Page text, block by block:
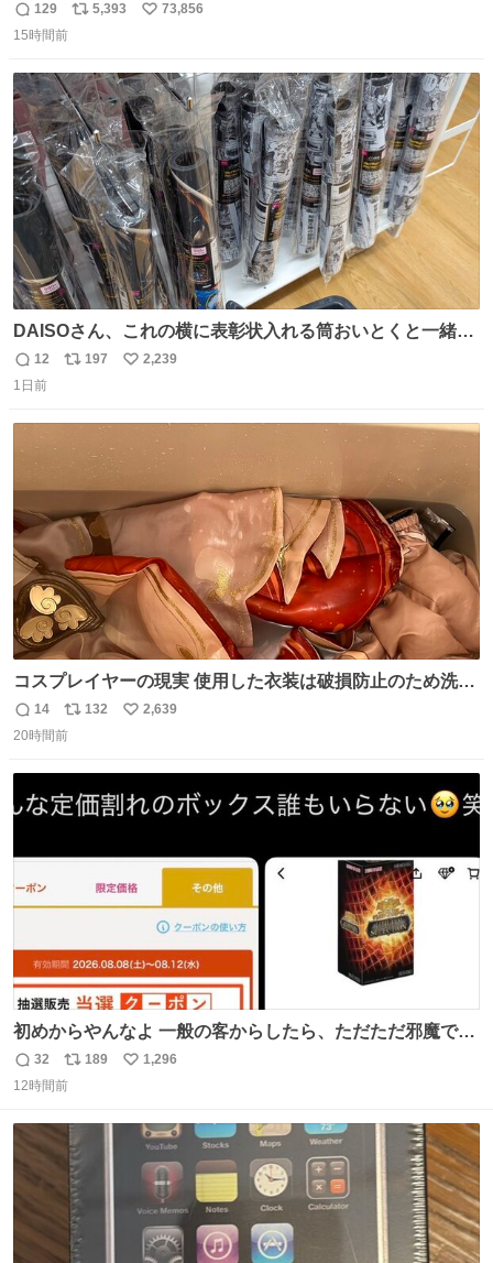
返
信
129
リ
ト
数
5,393
い
数
73,856
15時間前
DAISOさん、これの横に表彰状入れる筒おいとくと一緒に
売れますのでご検討下さい
返
信
12
リ
197
い
2,239
1日前
コスプレイヤーの現実 使用した衣装は破損防止のため洗濯
機に入れられないので、大体こんな感じで浸け置きした後
に手洗い…
返
信
14
リ
ポ
ト
数
132
い
数
2,639
20時間前
初めからやんなよ 一般の客からしたら、ただただ邪魔でし
かないのよ
返
信
32
リ
ポ
ト
数
189
い
1,296
12時間前